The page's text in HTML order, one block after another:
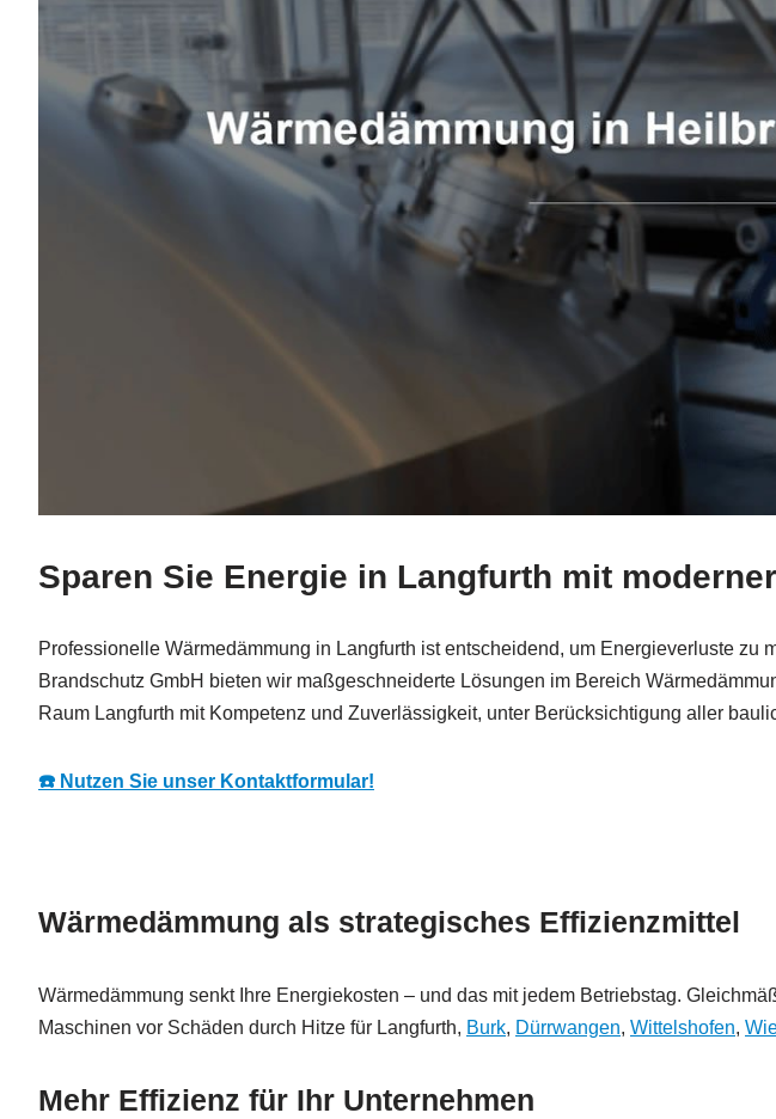
Sparen Sie Energie in Langfurth mit
Professionelle Wärmedämmung in Langfurth ist entscheidend, um Energieverluste
Brandschutz GmbH bieten wir maßgeschneiderte Lösungen im Bereich
Raum Langfurth mit Kompetenz und Zuverlässigkeit, unter Berücksichtigung aller
☎️ Nutzen Sie unser Kontaktformular!
Wärmedämmung als strategisches Effizienzmittel
Wärmedämmung senkt Ihre Energiekosten – und das mit jedem Betriebstag.
Maschinen vor Schäden durch Hitze für Langfurth, Burk, Dürrwangen, Wittelshofen,
Mehr Effizienz für Ihr Unternehmen